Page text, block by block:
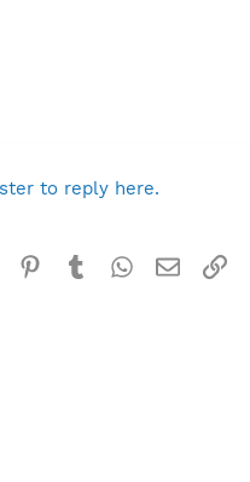
to reply here.
Reddit Pinterest
TumblrWhatsApp
Email